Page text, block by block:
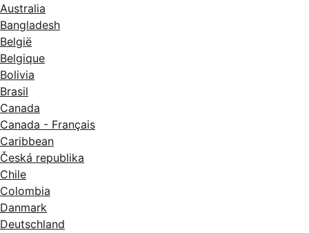
Australia
Bangladesh
België
Belgique
Bolivia
Brasil
Canada
Canada - Français
Caribbean
Česká republika
Chile
Colombia
Danmark
Deutschland